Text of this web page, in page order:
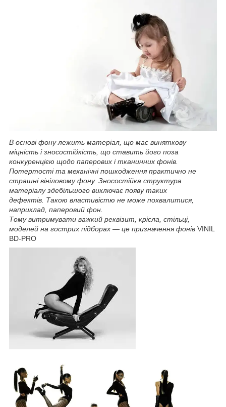
В основі фону лежить матеріал, що має виняткову
міцність і зносостійкість, що ставить його поза
конкуренцією щодо паперових і тканинних фонів.
Потертості та механічні пошкодження практично не
страшні вініловому фону. Зносостійка структура
матеріалу здебільшого виключає появу таких
дефектів. Такою властивістю не може похвалитися,
наприклад, паперовий фон.
Тому витримувати важкий реквізит, крісла, стільці,
моделей на гострих підборах — це призначення фонів VINIL
BD-PRO